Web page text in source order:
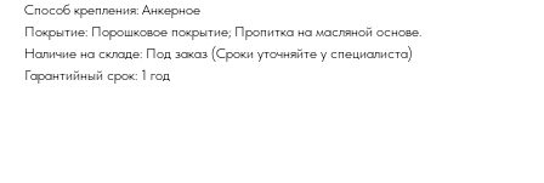
Способ крепления: Анкерное
Покрытие: Порошковое покрытие; Пропитка на масляной основе.
Наличие на складе: Под заказ (Сроки уточняйте у специалиста)
Гарантийный срок: 1 год